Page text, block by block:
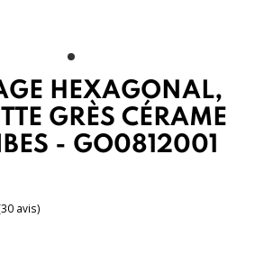
HEXAGONAL,
GRÈS CÉRAME
- GO0812001